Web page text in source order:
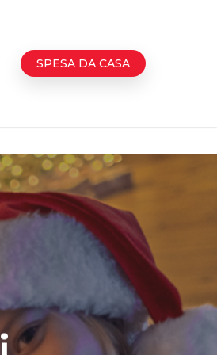
SPESA DA CASA